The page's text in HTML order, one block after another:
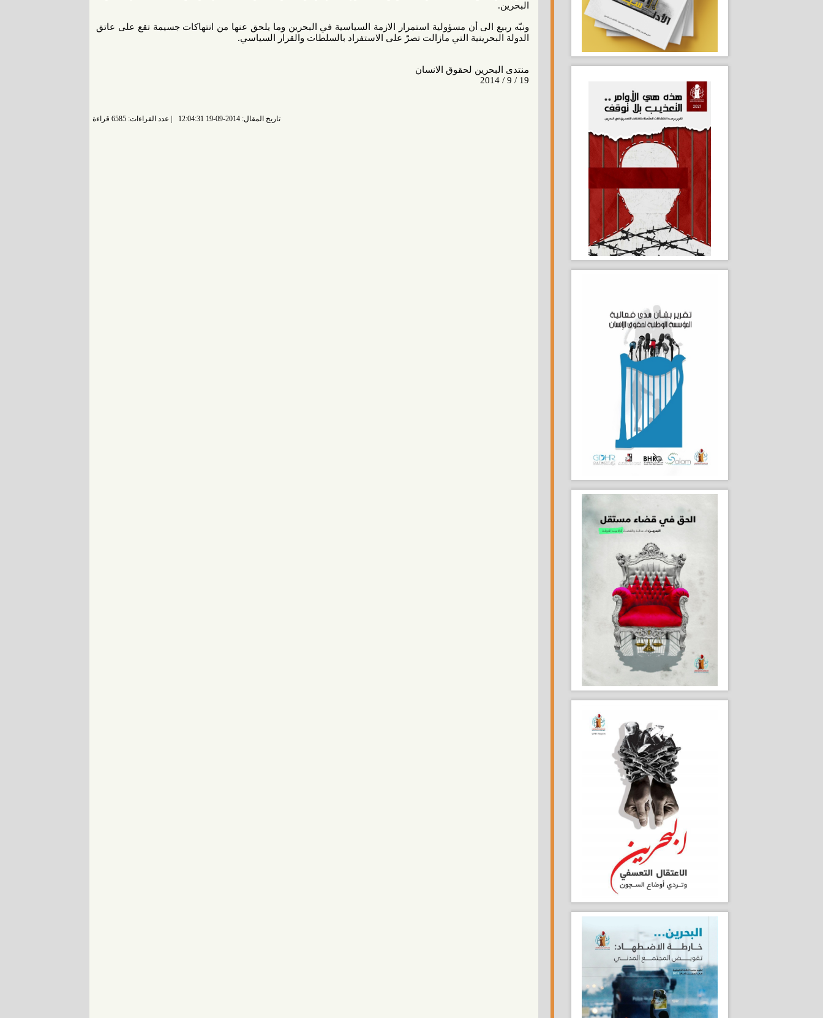
البحرين.
ونبّه ربيع الى أن مسؤولية استمرار الازمة السياسية في البحرين وما يلحق عنها من انتهاكات جسيمة تقع على عاتق
الدولة البحرينية التي مازالت تصرّ على الاستفراد بالسلطات والقرار السياسي.
منتدى البحرين لحقوق الانسان
19 / 9 / 2014
تاريخ المقال: 2014-09-19 12:04:31